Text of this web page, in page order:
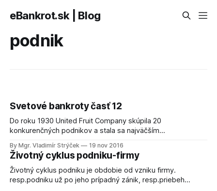
eBankrot.sk | Blog
podnik
Svetové bankroty časť 12
Do roku 1930 United Fruit Company skúpila 20
konkurenčných podnikov a stala sa najväčším
vojne hospodárenie firmy oslabila vlna revolúcií, ktorá sa
prehnala touto oblasťou.
By Mgr. Vladimír Strýček 19 nov 2016
Životný cyklus podniku-firmy
Životný cyklus podniku je obdobie od vzniku firmy.
resp.podniku už po jeho prípadný zánik, resp.priebeh